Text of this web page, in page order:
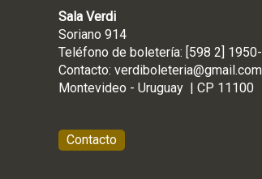
Sala Verdi
Soriano 914
Teléfono de
Contacto: verdiboleteria@gmail.com
Contacto